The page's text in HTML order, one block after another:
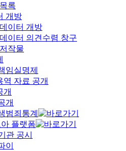
록
개방
이터 개방
이터 의견수렴 창구
작물
임실명제
역 자료 공개
개
개
범죄통계
플랫폼
관 공시
이